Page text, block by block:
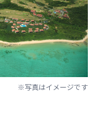
※写真はイメージです